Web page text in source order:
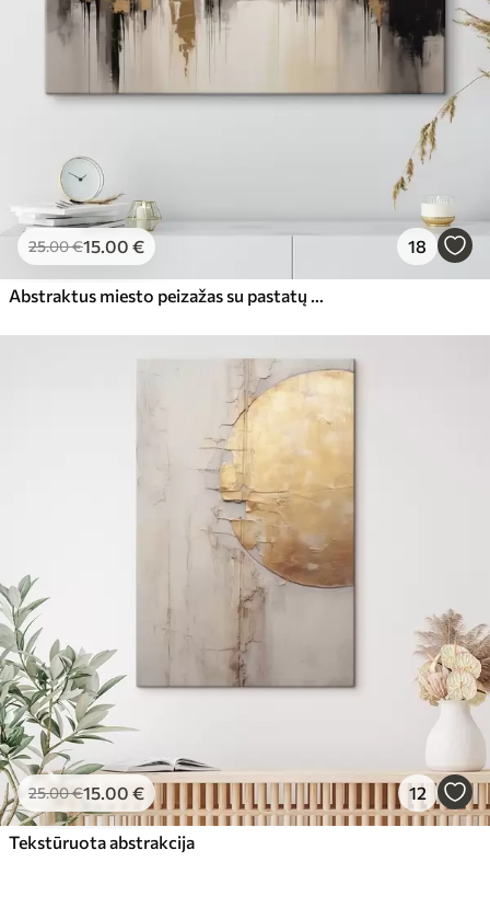
25.00€15.00 € 18
Abstraktus miesto peizažas su pastatų atspindžiais vandenyje, sukurtas neutraliais tonais su šiltų atspalvių akcentais
25.00€15.00 € 12
Tekstūruota abstrakcija